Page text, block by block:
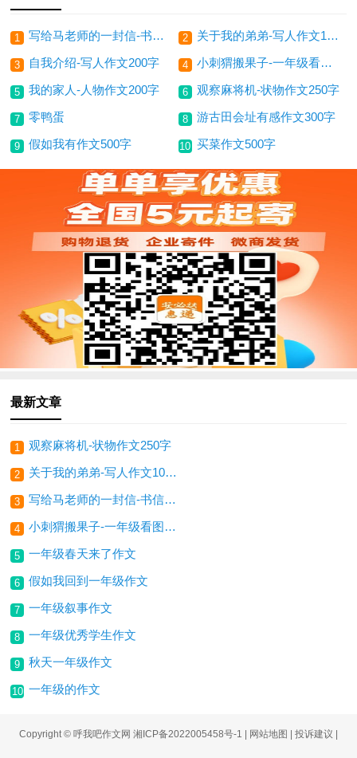
1 写给马老师的一封信-书信作文250字 2 关于我的弟弟-写人作文100字
3 自我介绍-写人作文200字 4 小刺猬搬果子-一年级看图写话200字
5 我的家人-人物作文200字 6 观察麻将机-状物作文250字
7 零鸭蛋 8 游古田会址有感作文300字
9 假如我有作文500字 10 买菜作文500字
最新文章
1 观察麻将机-状物作文250字
2 关于我的弟弟-写人作文100字
3 写给马老师的一封信-书信作文250字
4 小刺猬搬果子-一年级看图写话200字
5 一年级春天来了作文
6 假如我回到一年级作文
7 一年级叙事作文
8 一年级优秀学生作文
9 秋天一年级作文
10 一年级的作文
Copyright © 呼我吧作文网 湘ICP备2022005458号-1 网站地图 投诉建议